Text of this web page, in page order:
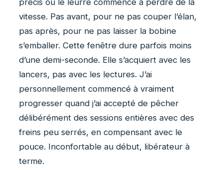
précis où le leurre commence à perdre de la
vitesse. Pas avant, pour ne pas couper l’élan,
pas après, pour ne pas laisser la bobine
s’emballer. Cette fenêtre dure parfois moins
d’une demi-seconde. Elle s’acquiert avec les
lancers, pas avec les lectures. J’ai
personnellement commencé à vraiment
progresser quand j’ai accepté de pêcher
délibérément des sessions entières avec des
freins peu serrés, en compensant avec le
pouce. Inconfortable au début, libérateur à
terme.